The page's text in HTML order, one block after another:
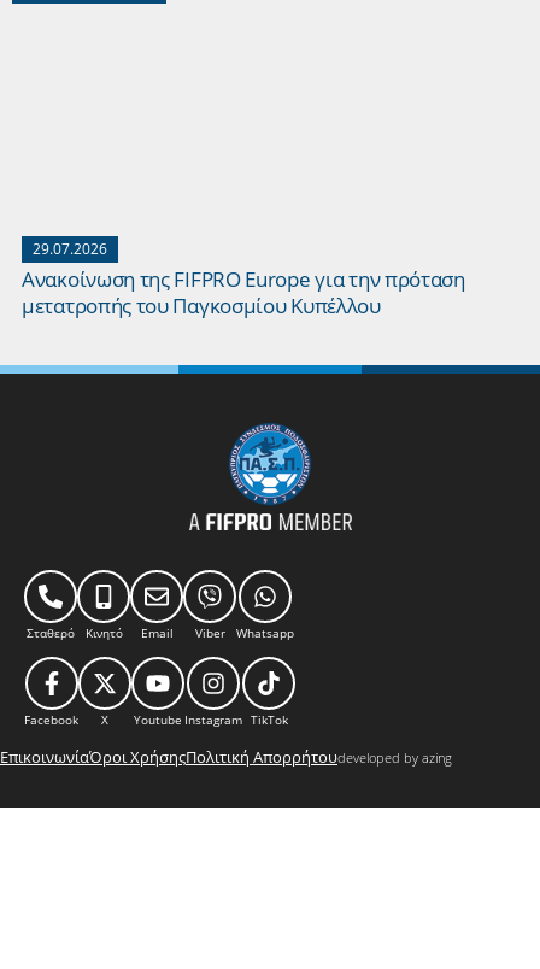
29.07.2026
Ανακοίνωση της FIFPRO Europe για την πρόταση
μετατροπής του Παγκοσμίου Κυπέλλου
Σταθερό Κινητό Email Viber Whatsapp
Facebook X Youtube Instagram TikTok
ΕπικοινωνίαΌροι ΧρήσηςΠολιτική Απορρήτουdeveloped by azing